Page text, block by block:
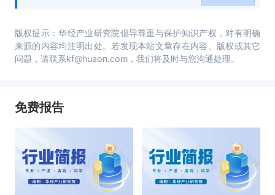
版权提示：华经产业研究院倡导尊重与保护知识产权，对有明确
来源的内容均注明出处。若发现本站文章存在内容、版权或其它
问题，请联系kf@huaon.com，我们将及时与您沟通处理。
免费报告